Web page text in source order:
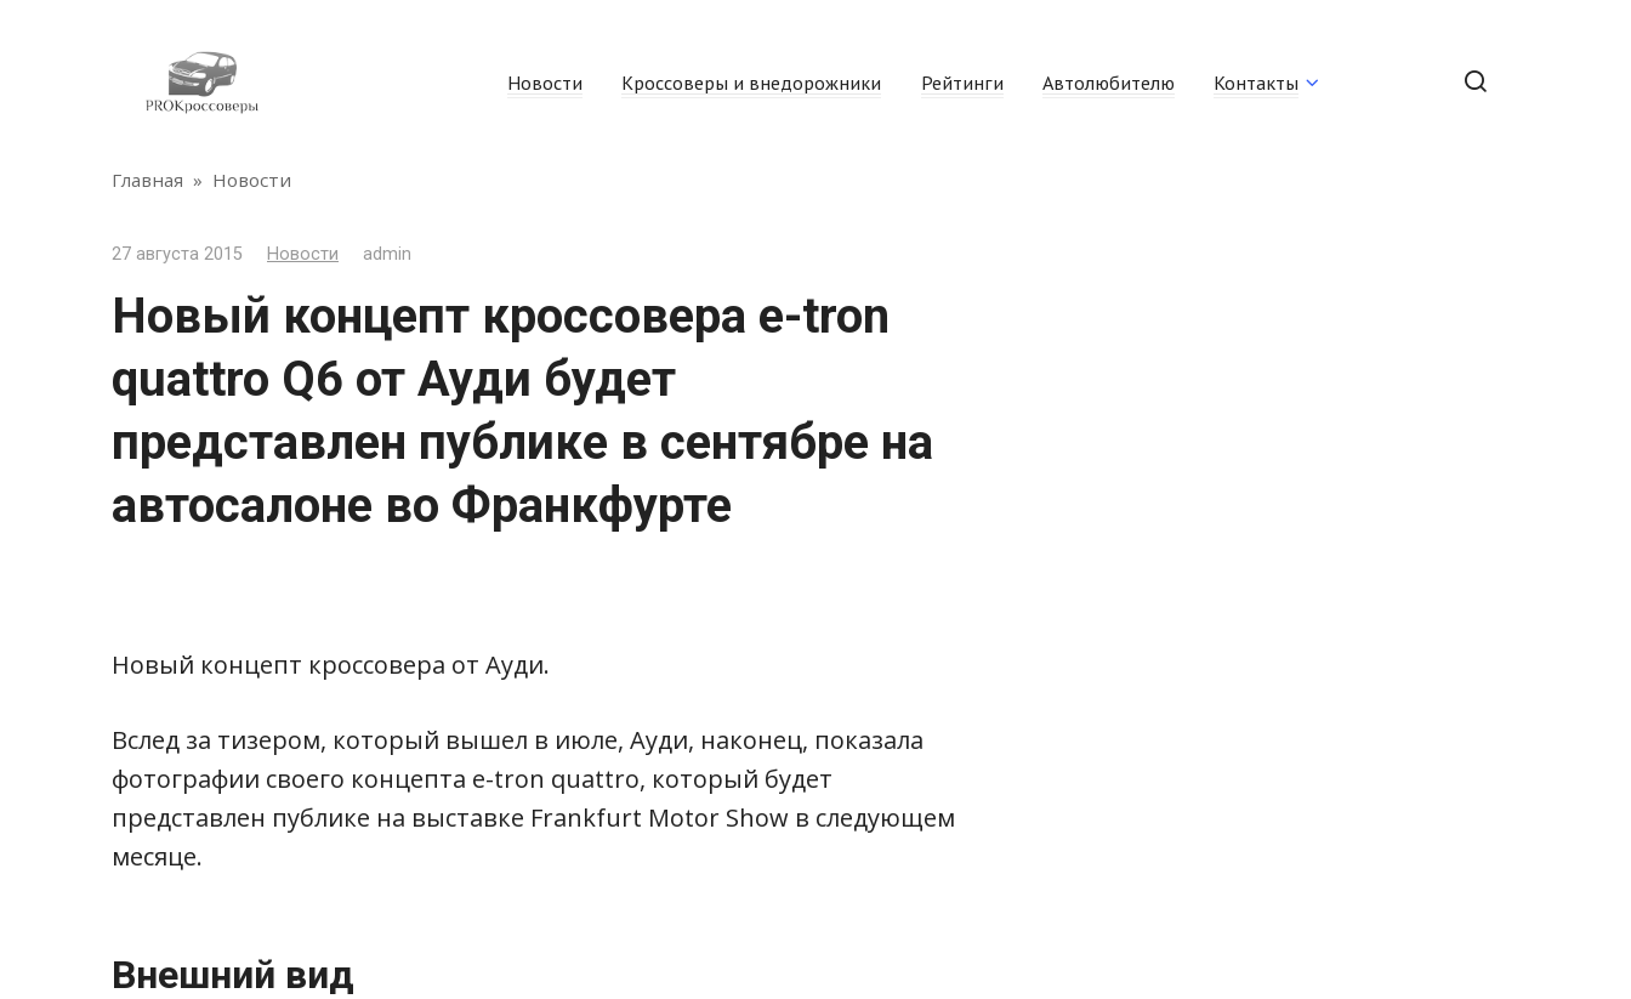
Новости Кроссоверы и внедорожники Рейтинги Автолюбителю Контакты
Главная » Новости
27 августа 2015 Новости admin
Новый концепт кроссовера e-tron
quattro Q6 от Ауди будет
представлен публике в сентябре на
автосалоне во Франкфурте
Новый концепт кроссовера от Ауди.
Вслед за тизером, который вышел в июле, Ауди, наконец, показала
фотографии своего концепта e-tron quattro, который будет
представлен публике на выставке Frankfurt Motor Show в следующем
месяце.
Внешний вид